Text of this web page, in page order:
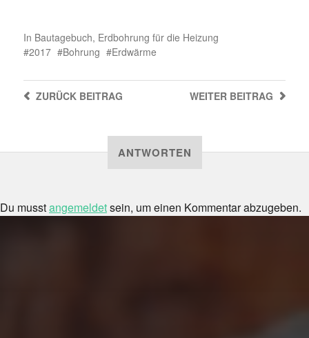
In Bautagebuch, Erdbohrung für die Heizung
2017
Bohrung Erdwärme
WEITER BEITRAG
ZURÜCKBEITRAG
ANTWORTEN
Du musstangemeldetsein, um einen Kommentar abzugeben.